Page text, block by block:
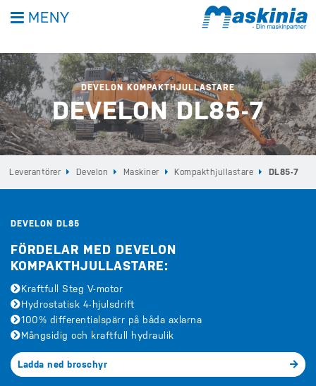
MENY
DEVELON KOMPAKTHJULLASTARE
DEVELON DL85-7
Leverantörer Develon Maskiner Kompakthjullastare DL85-7
DEVELON DL85
FÖRDELAR MED DEVELON
KOMPAKTHJULLASTARE:
Kraftfull Steg V-motor
Hydrostatisk 4-hjulsdrift
100% differentialspärr på båda axlarna
Mångsidig och kraftfull hydraulik
Ladda ned broschyr